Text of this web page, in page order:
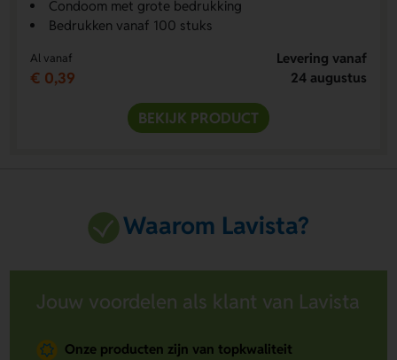
Condoom met grote bedrukking
Bedrukken vanaf 100 stuks
Al vanaf
€ 0,39
Levering vanaf
24 augustus
BEKIJK PRODUCT
Waarom Lavista?
Jouw voordelen als klant van Lavista
Onze producten zijn van topkwaliteit